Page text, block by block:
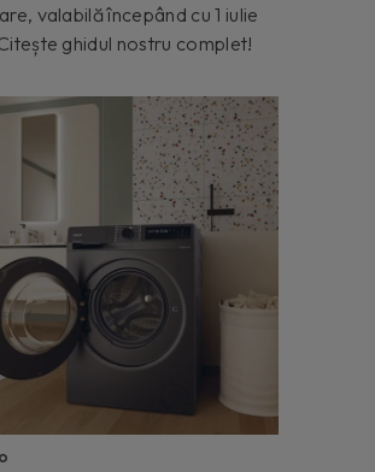
valabilă începând cu 1 iulie
ghidul nostru complet!